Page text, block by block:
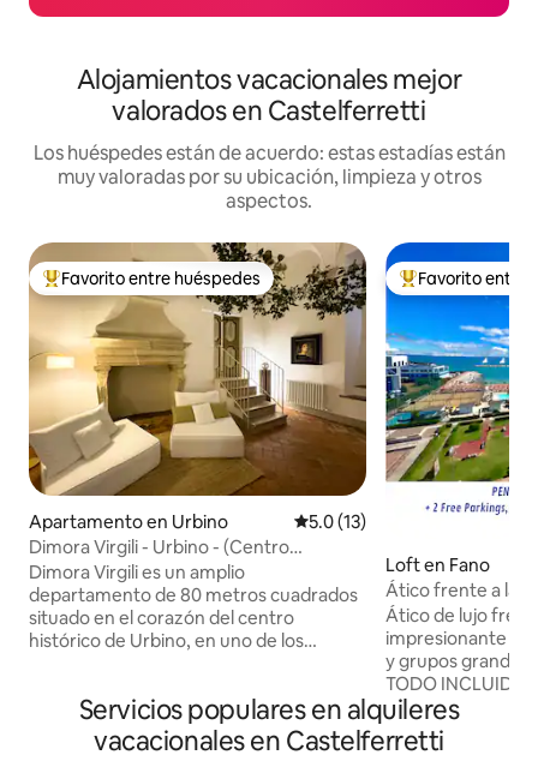
Alojamientos vacacionales mejor
valorados en Castelferretti
Los huéspedes están de acuerdo: estas estadías están
muy valoradas por su ubicación, limpieza y otros
aspectos.
Favorito entre huéspedes preferido
Favorito entre huéspedes
Apartamento en Urbino Calificación promedio: 5.0 de
5.0 (13)
Dimora Virgili - Urbino - (Centro
histórico)
Dimora Virgili es un amplio
departamento de 80 metros cuadrados
situado en el corazón del centro
histórico de Urbino, en uno de los
con todas las comodidades, diseñados
para una estancia cómoda y relajada.
Ubicada en un entorno histórico de gran
Favorito entre
Favorito entre
Loft en Fano
Ático frente a la
familias
Ático de lujo
impresionante
y grupos grandes
TODO INCLUIDO: • Playa privada frente
a la casa: con 3 sombrillas, 9 camastros y
una piscina gratuita⛱️ • Súper
en 2 bares de primera 🥐 • 2
Servicios populares en alquileres
vacacionales en Castelferretti